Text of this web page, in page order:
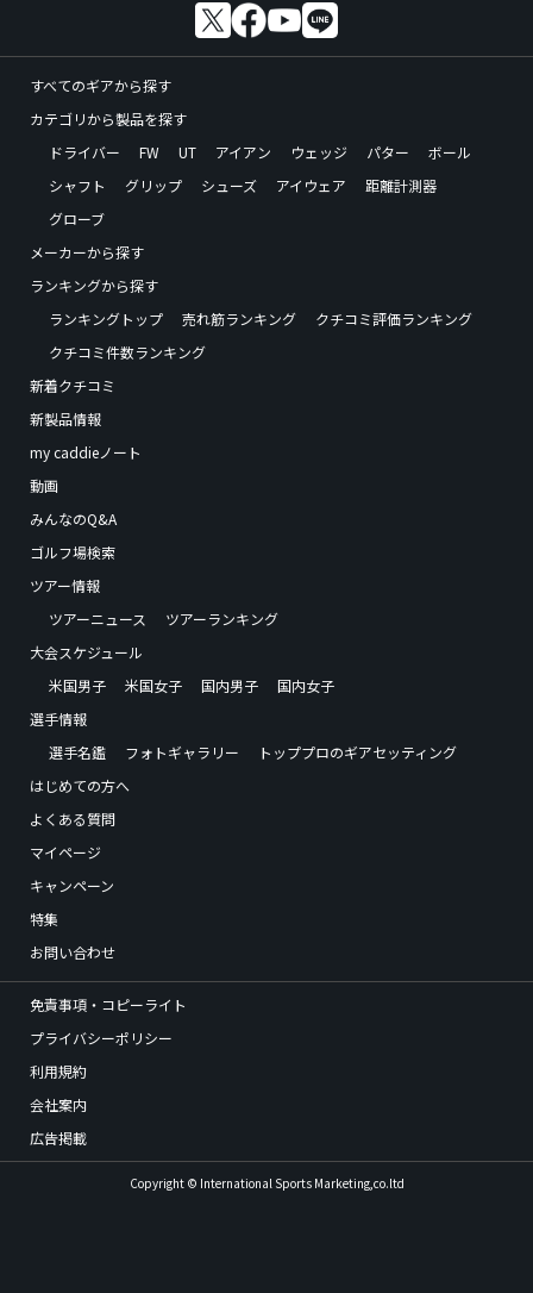
すべてのギアから探す
カテゴリから製品を探す
ドライバー
FW UT アイアン ウェッジ パター
ボール
シャフト
グリップ シューズ アイウェア
距離計測器
グローブ
メーカーから探す
ランキングから探す
ランキングトップ
売れ筋ランキング
クチコミ評価ランキング
クチコミ件数ランキング
新着クチコミ
新製品情報
my caddieノート
動画
みんなのQ&A
ゴルフ場検索
ツアー情報
ツアーニュース
ツアーランキング
大会スケジュール
米国男子
米国女子 国内男子
国内女子
選手情報
選手名鑑
フォトギャラリー
トッププロのギアセッティング
はじめての方へ
よくある質問
マイページ
キャンペーン
特集
お問い合わせ
免責事項・コピーライト
プライバシーポリシー
利用規約
会社案内
広告掲載
Copyright © International Sports Marketing,co.ltd